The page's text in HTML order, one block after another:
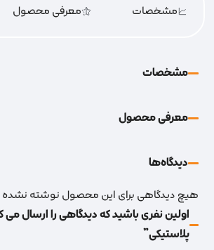
مشخصات معرفی محصول
مشخصات
معرفی محصول
دیدگاه‌‌ها
هیچ دیدگاهی برای این محصول نوشته
اولین نفری باشید که دیدگاهی را ارسال می
پلاستیکی”